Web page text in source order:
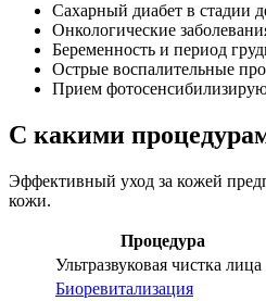
Сахарный диабет в стадии
Онкологические
Беременность и период
Острые воспалительные
Прием
С какими
Эффективный уход за кожей
кожи.
Процедура
Ультразвуковая чистка лица
Биоревитализация